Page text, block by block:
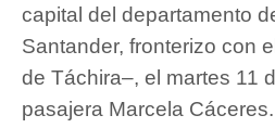
capital del departamento
Santander, fronterizo con
de Táchira–, el martes 11
pasajera Marcela